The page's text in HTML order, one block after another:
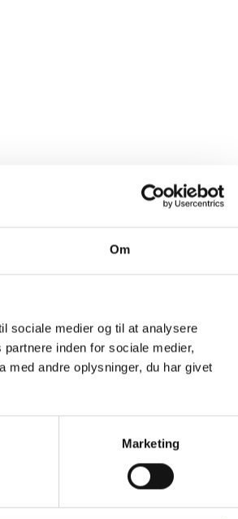
Om
sociale medier og til at analysere
inden for sociale medier,
med andre oplysninger, du har givet
Marketing